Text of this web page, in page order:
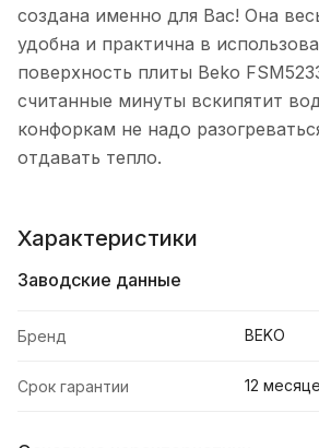
создана именно для Вас! Она
удобна и практична в
поверхность плиты Beko
считанные минуты вскипятит
конфоркам не надо
отдавать тепло.
Характеристики
Заводские данные
Бренд BEKO
Срок гарантии 12